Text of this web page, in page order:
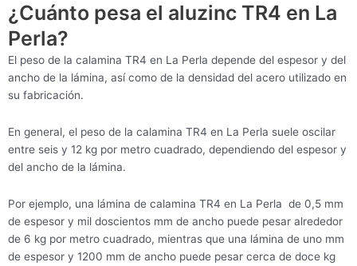
¿Cuánto pesa el aluzinc TR4 en La
Perla?
El peso de la calamina TR4 en La Perla depende del espesor y del
ancho de la lámina, así como de la densidad del acero utilizado en
su fabricación.
En general, el peso de la calamina TR4 en La Perla suele oscilar
entre seis y 12 kg por metro cuadrado, dependiendo del espesor y
del ancho de la lámina.
Por ejemplo, una lámina de calamina TR4 en La Perla de 0,5 mm
de espesor y mil doscientos mm de ancho puede pesar alrededor
de 6 kg por metro cuadrado, mientras que una lámina de uno mm
de espesor y 1200 mm de ancho puede pesar cerca de doce kg